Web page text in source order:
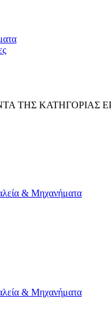
ΤΗΣ ΚΑΤΗΓΟΡΙΑΣ
& Μηχανήματα
& Μηχανήματα